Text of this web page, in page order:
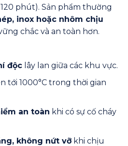
phút). Sản phẩm thường
inox hoặc nhôm chịu
chắc và an toàn hơn.
độc lây lan giữa các khu vực.
tới 1000°C trong thời gian
an toàn khi có sự cố cháy
không nứt vỡ khi chịu